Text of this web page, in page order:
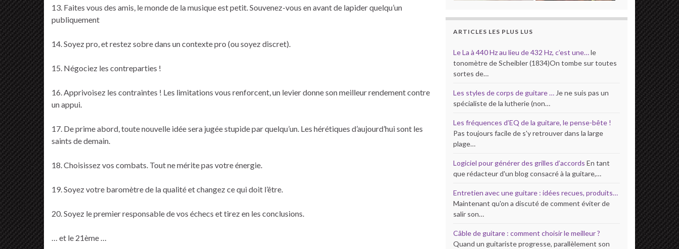
13. Faites vous des amis, le monde de la musique est petit. Souvenez-vous en avant de lapider quelqu’un
publiquement
14. Soyez pro, et restez sobre dans un contexte pro (ou soyez discret).
15. Négociez les contreparties !
16. Apprivoisez les contraintes ! Les limitations vous renforcent, un levier donne son meilleur rendement contre
un appui.
17. De prime abord, toute nouvelle idée sera jugée stupide par quelqu’un. Les hérétiques d’aujourd’hui sont les
saints de demain.
18. Choisissez vos combats. Tout ne mérite pas votre énergie.
19. Soyez votre baromètre de la qualité et changez ce qui doit l’être.
20. Soyez le premier responsable de vos échecs et tirez en les conclusions.
… et le 21ème …
ARTICLES LES PLUS LUS
Le La à 440 Hz au lieu de 432 Hz, c’est une…le
tonomètre de Scheibler (1834)On tombe sur toutes
sortes de…
Les styles de corps de guitare … Je ne suis pas un
spécialiste de la lutherie (non…
Les fréquences d’EQ de la guitare, le pense-bête !
Pas toujours facile de s'y retrouver dans la large
plage…
Logiciel pour générer des grilles d’accords En tant
que rédacteur d'un blog consacré à la guitare,…
Entretien avec une guitare : idées recues, produits…
Maintenant qu'on a discuté de comment éviter de
salir son…
Câble de guitare : comment choisir le meilleur ?
Quand un guitariste progresse, parallèlement son